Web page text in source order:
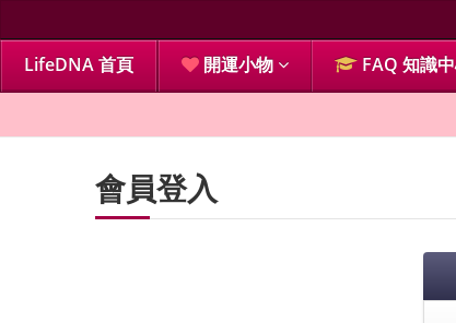
LifeDNA 首頁 開運小物 FAQ 知識
會員登入